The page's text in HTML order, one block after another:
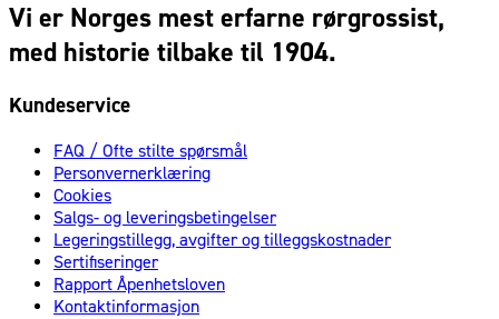
Vi er Norges mest erfarne rørgrossist,
med historie tilbake til 1904.
Kundeservice
FAQ / Ofte stilte spørsmål
Personvernerklæring
Cookies
Salgs- og leveringsbetingelser
Legeringstillegg, avgifter og tilleggskostnader
Sertifiseringer
Rapport Åpenhetsloven
Kontaktinformasjon